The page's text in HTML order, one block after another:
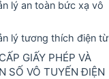
lý an toàn bức xạ vô
lý tương thích điện từ
GIẤY PHÉP VÀ
SỐ VÔ TUYẾN ĐIỆN